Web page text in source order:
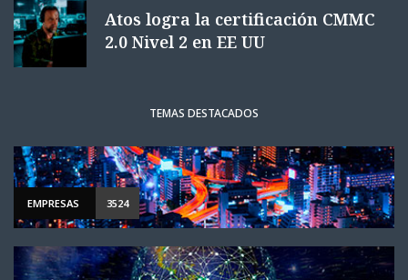
Atos logra la certificación CMMC
2.0 Nivel 2 en EE UU
TEMAS DESTACADOS
EMPRESAS 3524